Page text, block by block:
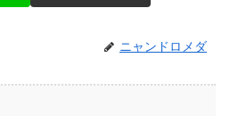
ニャンドロメダ